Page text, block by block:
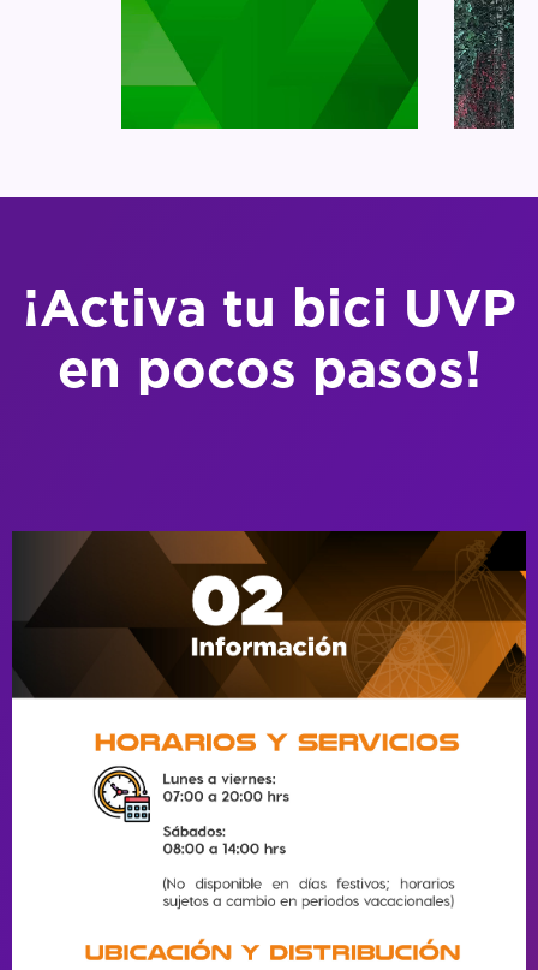
¡Activa tu bici UVP
en pocos pasos!